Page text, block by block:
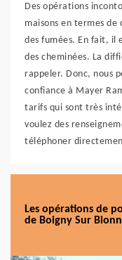
Des opérations
maisons en termes
des fumées. En fait, il
des cheminées. La
rappeler. Donc, nous
confiance à Mayer
tarifs qui sont très
voulez des
téléphoner
Les opérations de
de Boigny Sur